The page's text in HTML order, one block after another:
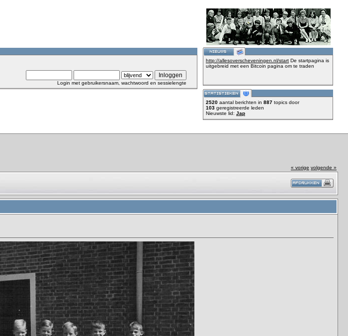
Login met gebruikersnaam, wachtwoord en sessielengte
http://allesoverscheveningen.nl/start De startpagina is
uitgebreid met een Bitcoin pagina om te traden
2520 aantal berichten in 887 topics door
103 geregistreerde leden
Nieuwste lid: Jap
« vorige volgende »